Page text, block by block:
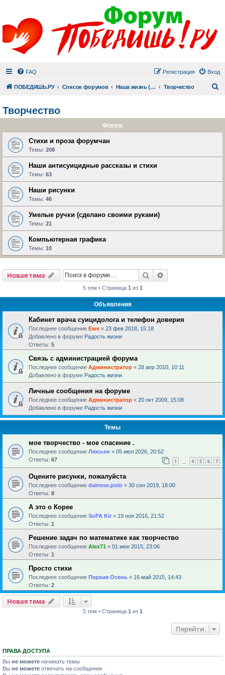
FAQ Вход
Регистрация
ПОБЕДИШЬ.РУ Список форумов Наша жизнь (не всё же о суициде!) Творчество
Творчество
Форум
Стихи и проза форумчан
Темы: 208
Наши антисуицидные рассказы и стихи
Темы: 63
Наши рисунки
Темы: 46
Умелые ручки (сделано своими руками)
Темы: 21
Компьютерная графика
Темы: 10
Новая тема Поиск
5 тем • Страница 1 из 1
Объявления
Кабинет врача суицидолога и телефон доверия
Последнее сообщение Ewe « 23 фев 2018, 15:18
Добавлено в форуме Радость жизни
Ответы: 5
Связь с администрацией форума
Последнее сообщение Администратор « 28 апр 2010, 10:11
Добавлено в форуме Радость жизни
Личные сообщения на форуме
Последнее сообщение Администратор « 20 окт 2009, 15:08
Добавлено в форуме Радость жизни
Темы
мое творчество - мое спасение .
Последнее сообщение Люсьен « 05 июл 2026, 20:52
Ответы: 67 1 4 5 6 7
Оцените рисунки, пожалуйста
Последнее сообщение dainese.polo « 30 сен 2019, 18:00
Ответы: 8
А это о Корее
Последнее сообщение SoFA Kir « 19 ноя 2016, 21:52
Ответы: 1
Решение задач по математике как творчество
Последнее сообщение Alex71 « 01 июн 2015, 23:06
Ответы: 1
Просто стихи
Последнее сообщение Первая Осень « 16 май 2015, 14:43
Ответы: 2
Новая тема
5 тем • Страница 1 из 1
Перейти
ПРАВА ДОСТУПА
Вы не можете начинать темы
Вы не можете отвечать на сообщения